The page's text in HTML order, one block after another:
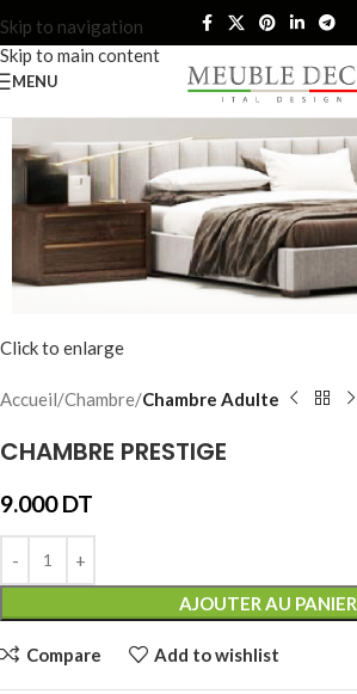
Skip to navigation
Skip to main content
MENU
Click to enlarge
Accueil Chambre Chambre Adulte
CHAMBRE PRESTIGE
9.000DT
AJOUTER AU PANIER
Compare Add to wishlist